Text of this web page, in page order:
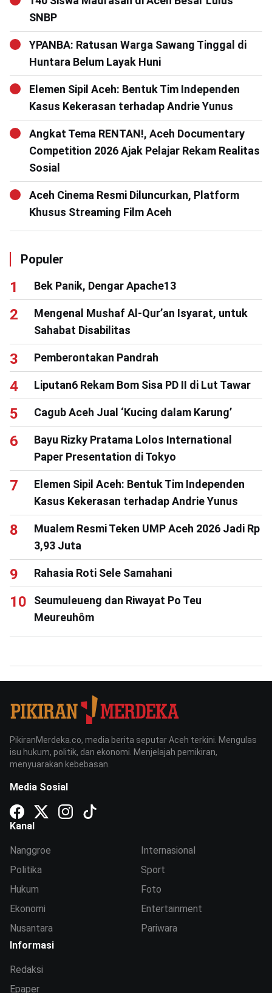
SNBP
YPANBA: Ratusan Warga Sawang Tinggal di
Huntara Belum Layak Huni
Elemen Sipil Aceh: Bentuk Tim Independen
Kasus Kekerasan terhadap Andrie Yunus
Angkat Tema RENTAN!, Aceh Documentary
Competition 2026 Ajak Pelajar Rekam Realitas
Sosial
Aceh Cinema Resmi Diluncurkan, Platform
Khusus Streaming Film Aceh
Populer
Bek Panik, Dengar Apache13
Mengenal Mushaf Al-Qur’an Isyarat, untuk
Sahabat Disabilitas
Pemberontakan Pandrah
Liputan6 Rekam Bom Sisa PD II di Lut Tawar
Cagub Aceh Jual ‘Kucing dalam Karung’
Bayu Rizky Pratama Lolos International
Paper Presentation di Tokyo
Elemen Sipil Aceh: Bentuk Tim Independen
Kasus Kekerasan terhadap Andrie Yunus
Mualem Resmi Teken UMP Aceh 2026 Jadi Rp
3,93 Juta
Rahasia Roti Sele Samahani
Seumuleueng dan Riwayat Po Teu
Meureuhôm
PikiranMerdeka.co, media berita seputar Aceh terkini. Mengulas
isu hukum, politik, dan ekonomi. Menjelajah pemikiran,
menyuarakan kebebasan.
Media Sosial
Kanal
Nanggroe
Politika
Hukum
Ekonomi
Nusantara
Internasional
Sport
Foto
Entertainment
Pariwara
Informasi
Redaksi
Epaper